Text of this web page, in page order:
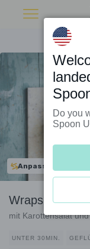
Anpassbar
Wraps mit
mit Karottensalat
UNTER 30MIN.
Do you
Spoon